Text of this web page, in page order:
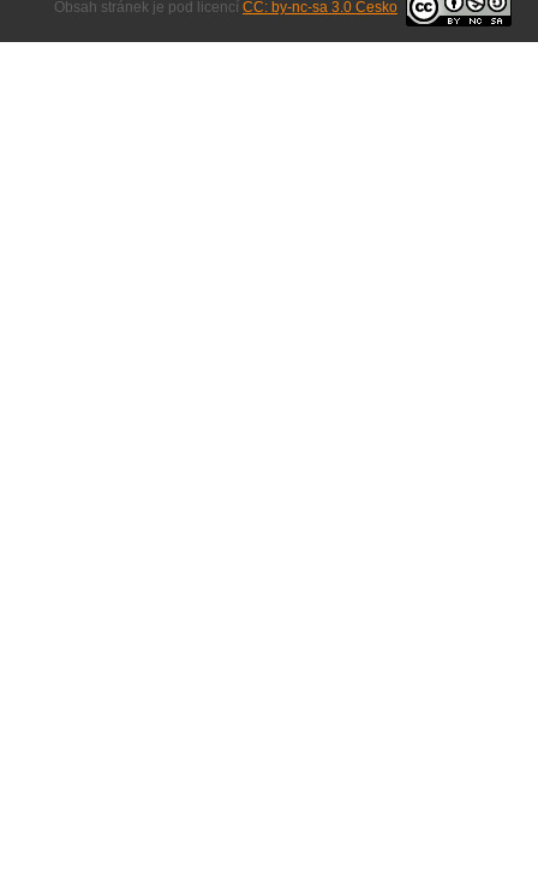
Obsah stránek je pod licencí CC: by-nc-sa 3.0 Česko